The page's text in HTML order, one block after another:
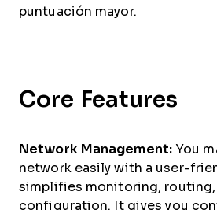
puntuación mayor.
Core Features
Network Management:You
network easily with a user-
simplifies monitoring, routing,
configuration. It gives you